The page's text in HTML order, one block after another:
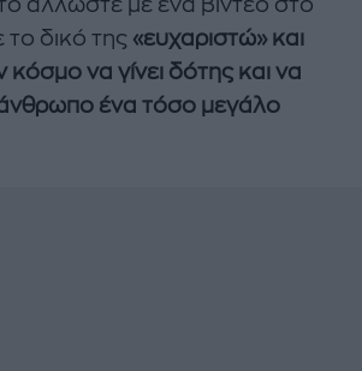
το δικό της «ευχαριστώ» και
να γίνει δότης και να
άνθρωπο ένα τόσο μεγάλο